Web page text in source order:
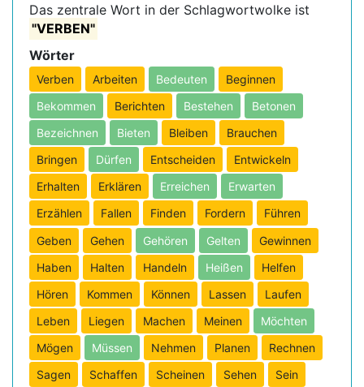
Das zentrale Wort in der Schlagwortwolke ist
"VERBEN"
Wörter
Verben Arbeiten Bedeuten
Beginnen
Bekommen
Berichten Bestehen
Betonen
Bezeichnen
Bieten Bleiben
Brauchen
Bringen
Dürfen Entscheiden
Entwickeln
Erhalten
Erklären Erreichen
Erwarten
Erzählen
Fallen Finden Fordern
Führen
Geben
Gehen Gehören Gelten
Gewinnen
Haben
Halten Handeln Heißen
Helfen
Hören
Kommen Können Lassen
Laufen
Leben
Liegen Machen Meinen
Möchten
Mögen
Müssen Nehmen Planen
Rechnen
Sagen
Schaffen Scheinen Sehen
Sein